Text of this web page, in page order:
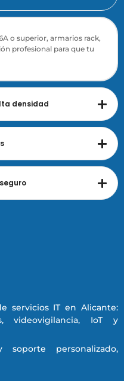
o superior, armarios rack,
profesional para que tu
densidad
servicios IT en Alicante:
videovigilancia, IoT y
personalizado,